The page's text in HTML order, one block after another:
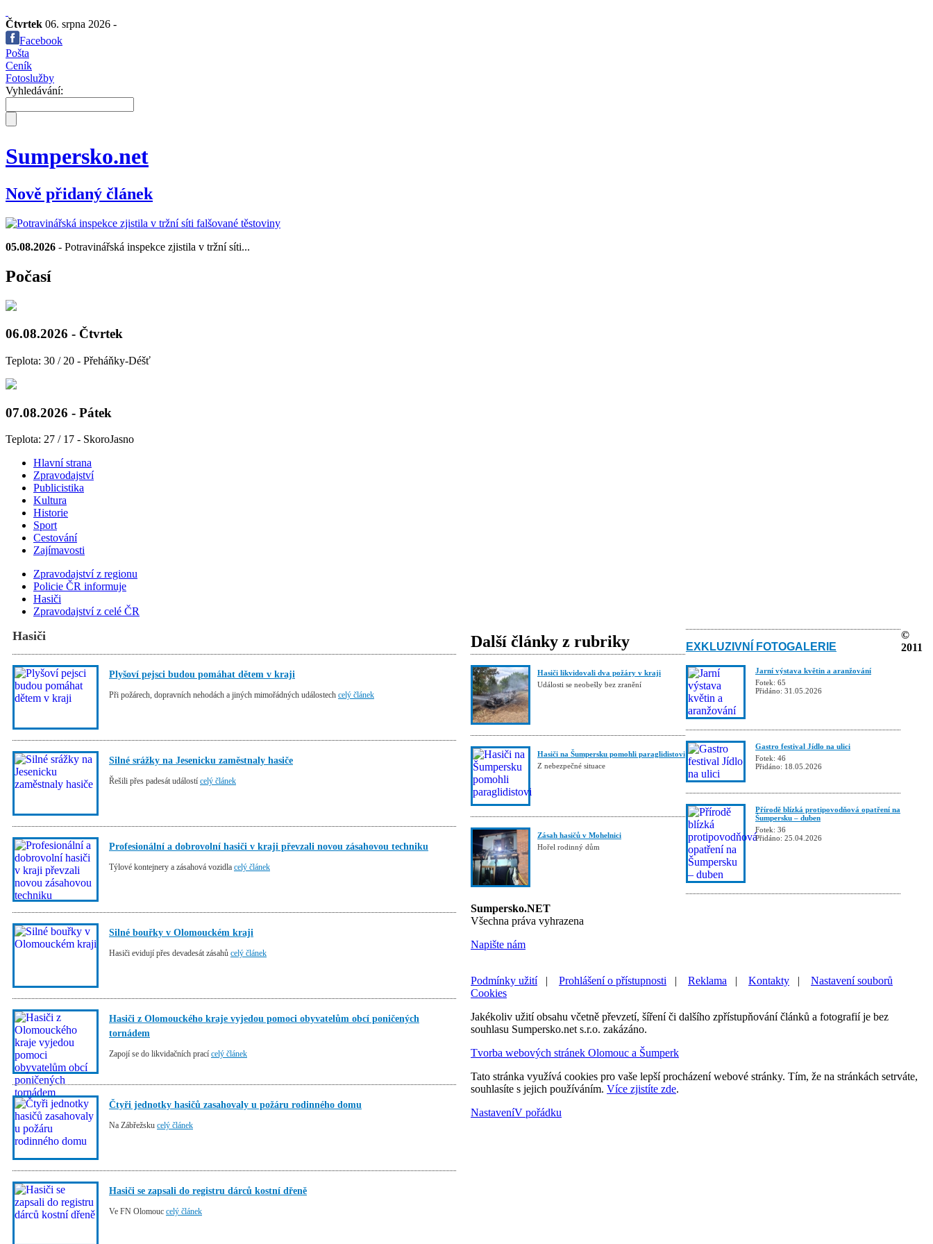
Čtvrtek 06. srpna 2026 -
Facebook
Pošta
Ceník
Fotoslužby
Vyhledávání:
Sumpersko.net
Nově přidaný článek
05.08.2026 - Potravinářská inspekce zjistila v tržní síti...
Počasí
06.08.2026 - Čtvrtek
Teplota: 30 / 20 - Přeháňky-Déšť
07.08.2026 - Pátek
Teplota: 27 / 17 - SkoroJasno
Hlavní strana
Zpravodajství
Publicistika
Kultura
Historie
Sport
Cestování
Zajímavosti
Zpravodajství z regionu
Policie ČR informuje
Hasiči
Zpravodajství z celé ČR
Hasiči
Plyšoví pejsci budou pomáhat dětem v kraji
Při požárech, dopravních nehodách a jiných mimořádných událostech celý článek
Silné srážky na Jesenicku zaměstnaly hasiče
Řešili přes padesát událostí celý článek
Profesionální a dobrovolní hasiči v kraji převzali novou zásahovou techniku
Týlové kontejnery a zásahová vozidla celý článek
Silné bouřky v Olomouckém kraji
Hasiči evidují přes devadesát zásahů celý článek
Hasiči z Olomouckého kraje vyjedou pomoci obyvatelům obcí poničených
tornádem
Zapojí se do likvidačních prací celý článek
Čtyři jednotky hasičů zasahovaly u požáru rodinného domu
Na Zábřežsku celý článek
Hasiči se zapsali do registru dárců kostní dřeně
Ve FN Olomouc celý článek
Další články z rubriky
Hasiči likvidovali dva požáry v kraji
Události se neobešly bez zranění
Hasiči na Šumpersku pomohli paraglidistovi
Z nebezpečné situace
Zásah hasičů v Mohelnici
Hořel rodinný dům
EXKLUZIVNÍ FOTOGALERIE
Jarní výstava květin a aranžování
Fotek: 65
Přidáno: 31.05.2026
Gastro festival Jídlo na ulici
Fotek: 46
Přidáno: 18.05.2026
Přírodě blízká protipovodňová opatření na
Šumpersku – duben
Fotek: 36
Přidáno: 25.04.2026
©
2011
Sumpersko.NET
Všechna práva vyhrazena
Napište nám
Podmínky užití Prohlášení o přístupnosti Reklama Kontakty
Nastavení souborů
Cookies
Jakékoliv užití obsahu včetně převzetí, šíření či dalšího zpřístupňování článků a fotografií je bez
souhlasu Sumpersko.net s.r.o. zakázáno.
Tvorba webových stránek Olomouc a Šumperk
Tato stránka využívá cookies pro vaše lepší procházení webové stránky. Tím, že na stránkách setrváte,
souhlasíte s jejich používáním. Více zjistíte zde.
NastaveníV pořádku